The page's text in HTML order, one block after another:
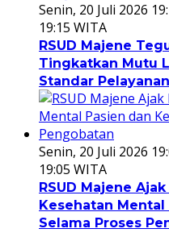
Senin, 20 Juli 2026
19:15 WITA
RSUD Majene
Tingkatkan Mutu
Standar Pelayanan
Senin, 20 Juli 2026
19:05 WITA
RSUD Majene
Kesehatan
Selama Proses